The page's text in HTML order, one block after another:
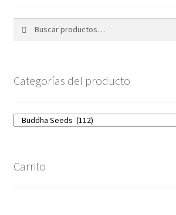
Categorías del producto
Carrito